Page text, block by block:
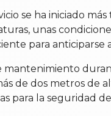
se ha iniciado
unas
para anticiparse
de dos metros
para la seguridad